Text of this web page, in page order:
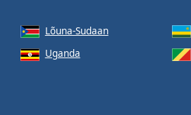
Lõuna-Sudaan
Uganda